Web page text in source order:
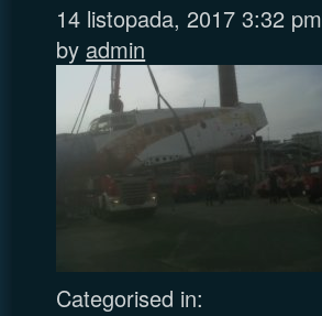
14 listopada, 2017 3:32 pm
by admin
Categorised in: